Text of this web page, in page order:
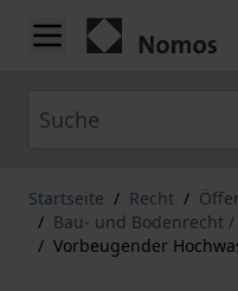
Zum Inhalt springen
Startseite / Recht /
/ Bau- und Bodenrecht
/ Vorbeugender